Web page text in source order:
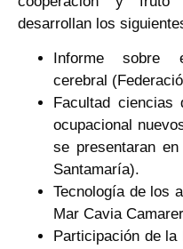
desarrollan los
Informe sobre
cerebral
Facultad
ocupacional
se presentaran
Santamaría).
Tecnología de los
Mar Cavia
Participación de